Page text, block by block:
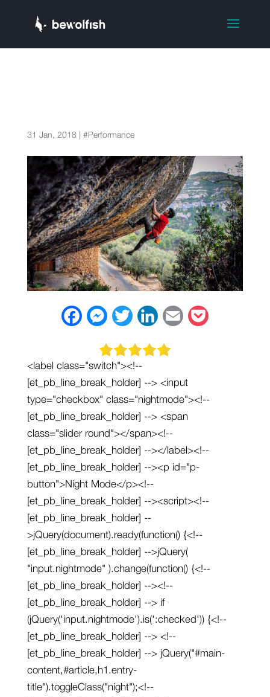
31 Jan, 2018| #Performance
F
b
o
o
M
s
e
n
g
r
T
i
t
e
r
L
n
e
d
I
E
l
e
<label class="switch"><!--
[et_pb_line_break_holder] --> <input
type="checkbox" class="nightmode"><!--
[et_pb_line_break_holder] --> <span
class="slider round"></span><!--
[et_pb_line_break_holder] --></label><!--
[et_pb_line_break_holder] --><p id="p-
button">Night Mode</p><!--
[et_pb_line_break_holder] --><script><!--
[et_pb_line_break_holder] --
>jQuery(document).ready(function() {<!--
[et_pb_line_break_holder] -->jQuery(
"input.nightmode" ).change(function() {<!--
[et_pb_line_break_holder] --><!--
[et_pb_line_break_holder] --> if
(jQuery('input.nightmode').is(':checked')) {<!--
[et_pb_line_break_holder] --> <!--
[et_pb_line_break_holder] --> jQuery("#main-
content,#article,h1.entry-
title").toggleClass("night");<!--